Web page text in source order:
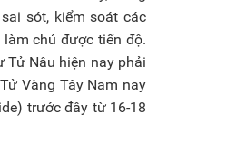
sót, kiểm soát các
chủ được tiến độ.
Tử Nâu hiện nay phải
Vàng Tây Nam nay
trước đây từ 16-18